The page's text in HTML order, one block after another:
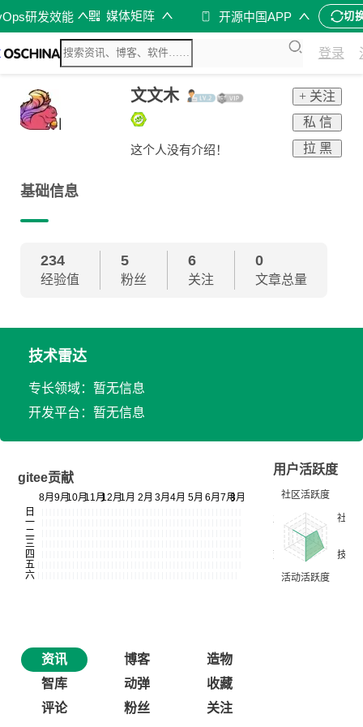
研发效能 媒体矩阵 开源中国APP 切
登录
文文木
这个人没有介绍！
+ 关注
私 信
拉 黑
基础信息
234
经验值
5
粉丝
6
关注
0
文章总量
技术雷达
专长领域：暂无信息
开发平台：暂无信息
gitee贡献
用户活跃度
资讯 博客
造物
智库
动弹
收藏
评论
粉丝 关注